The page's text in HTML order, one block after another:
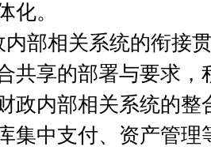
化。
内部相关系统的衔接
共享的部署与要求
政内部相关系统的整
集中支付、资产管理